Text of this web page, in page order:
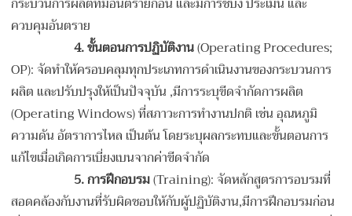
ควบคุมอันตราย
4.ขั้นตอนการปฏิบัติงาน(Operating Procedures;
OP): จัดทำให้ครอบคลุมทุกประเภทการดำเนินงานของกระบวนการ
ผลิต และปรับปรุงให้เป็นปัจจุบัน ,มีการระบุขีดจำกัดการผลิต
(Operating Windows) ที่สภาวะการทำงานปกติ เช่น อุณหภูมิ
ความดัน อัตราการไหล เป็นต้น โดยระบุผลกระทบและขั้นตอนการ
แก้ไขเมื่อเกิดการเบี่ยงเบนจากค่าขีดจำกัด
5.การฝึกอบรม(Training): จัดหลักสูตรการอบรมที่
สอดคล้องกับงานที่รับผิดชอบให้กับผู้ปฏิบัติงาน,มีการฝึกอบรมก่อน